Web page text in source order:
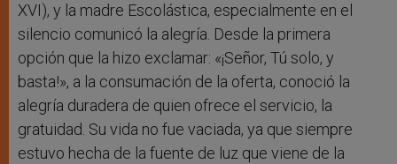
XVI), y la madre Escolástica, especialmente en el
silencio comunicó la alegría. Desde la primera
opción que la hizo exclamar: «¡Señor, Tú solo, y
basta!», a la consumación de la oferta, conoció la
alegría duradera de quien ofrece el servicio, la
gratuidad. Su vida no fue vaciada, ya que siempre
estuvo hecha de la fuente de luz que viene de la